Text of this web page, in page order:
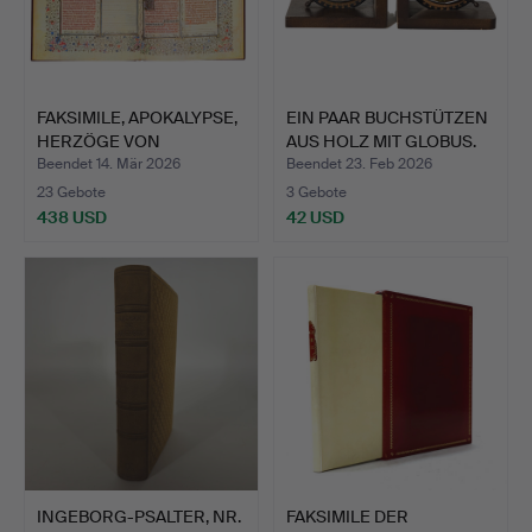
FAKSIMILE, APOKALYPSE,
HERZÖGE VON
SAVOYEN…
Beendet 14. Mär 2026
23 Gebote
438 USD
EIN PAAR BUCHSTÜTZEN
AUS HOLZ MIT GLOBUS.
Beendet 23. Feb 2026
3 Gebote
42 USD
INGEBORG-PSALTER, NR.
FAKSIMILE DER